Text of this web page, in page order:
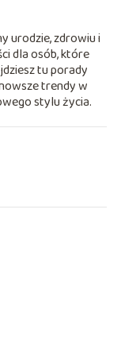
urodzie, zdrowiu i
dla osób, które
tu porady
trendy w
stylu życia.